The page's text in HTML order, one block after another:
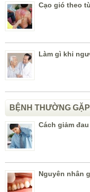
Cạo gió theo
Làm gì khi
BỆNH THƯỜNG GẶP
Cách giảm
Nguyên nhân